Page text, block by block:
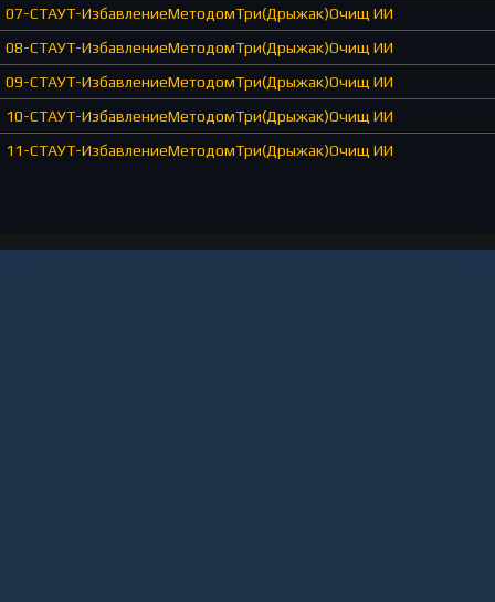
07-СТАУТ-ИзбавлениеМетодомТри(Дрыжак)Очищ ИИ
08-СТАУТ-ИзбавлениеМетодомТри(Дрыжак)Очищ ИИ
09-СТАУТ-ИзбавлениеМетодомТри(Дрыжак)Очищ ИИ
10-СТАУТ-ИзбавлениеМетодомТри(Дрыжак)Очищ ИИ
11-СТАУТ-ИзбавлениеМетодомТри(Дрыжак)Очищ ИИ